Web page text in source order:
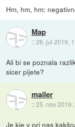
Hm, hm, hm:
Map
::26. jul 2019,
Ali bi se poznala
sicer pijete?
mailer
::25. nov 2019,
Je kje v pri nas